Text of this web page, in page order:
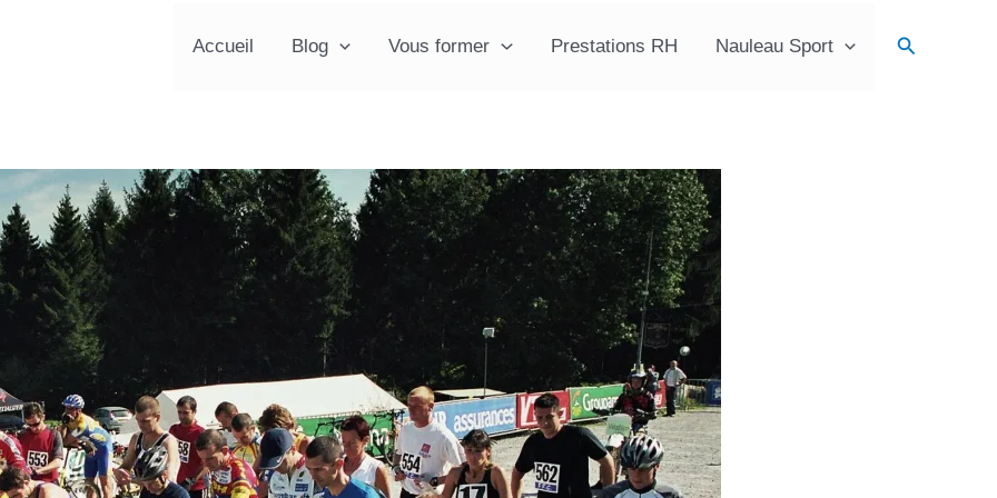
Accueil Blog Vous former Prestations RH Nauleau Sport